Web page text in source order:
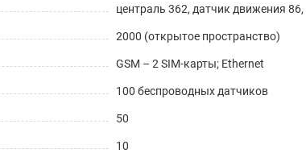
централь 362, датчик движения
2000 (открытое пространство)
GSM – 2 SIM-карты; Ethernet
100 беспроводных датчиков
50
10